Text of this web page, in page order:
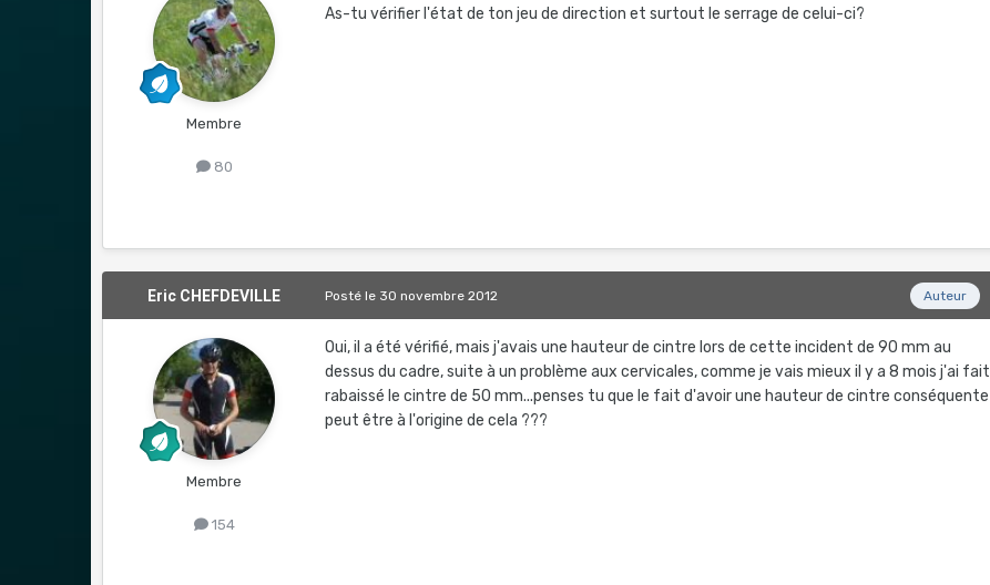
Membre
80
As-tu vérifier l'état de ton jeu de direction et surtout le serrage de celui-ci?
Eric CHEFDEVILLE
Membre
154
Auteur
Postéle 30 novembre 2012
Oui, il a été vérifié, mais j'avais une hauteur de cintre lors de cette incident de 90 mm au
dessus du cadre, suite à un problème aux cervicales, comme je vais mieux il y a 8 mois j'ai fait
rabaissé le cintre de 50 mm...penses tu que le fait d'avoir une hauteur de cintre conséquente
peut être à l'origine de cela ???